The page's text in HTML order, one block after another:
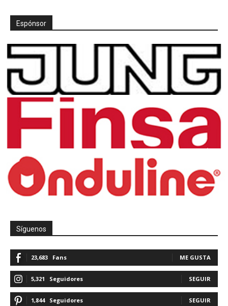
Espónsor
Síguenos
23,683 Fans ME GUSTA
5,321 Seguidores SEGUIR
1,844 Seguidores SEGUIR